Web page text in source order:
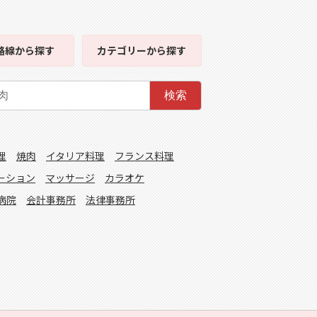
線から探す カテゴリーから探す
検索
焼肉 イタリア料理
フランス料理
ション マッサージ
カラオケ
院 会計事務所 法律事務所